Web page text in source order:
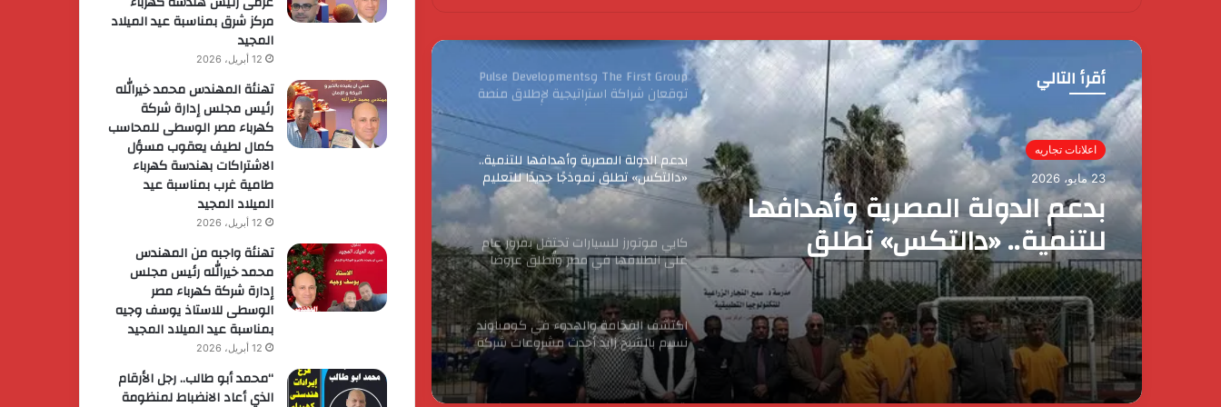
أقرأ التالي
اعلانات تجاريه
17 مايو، 2026
كايي موتورز للسيارات تحتفل
بمرور عام على انطلاقها في
مصر وتُطلق عروضاً ترويجية
حصرية لعملائها
في مصر
بدعم الدولة المصرية وأهدافها للتنمية..
«دالتكس» تطلق نموذجًا جديدًا للتعليم
الفني الزراعي
كايي موتورز للسيارات تحتفل بمرور عام
على انطلاقها في مصر وتُطلق عروضاً
ترويجية حصرية لعملائها
اكتشف الفخامة والهدوء في كومباوند
نسيم بالشيخ زايد أحدث مشروعات شركة
جولدن لاند
اتحاد الصحافيين والكتاب الدولي يهنئ د.
أحمد البوقري بتوليه رئاسة اتحاد
المنظمات الدولية
مركز شرق بمناسبة عيد الميلاد
المجيد
12 أبريل، 2026
تهنئة المهندس محمد خيرالله
رئيس مجلس إدارة شركة
كهرباء مصر الوسطى للمحاسب
كمال لطيف يعقوب مسؤل
الاشتراكات بهندسة كهرباء
طامية غرب بمناسبة عيد
الميلاد المجيد
12 أبريل، 2026
تهنئة واجبه من المهندس
محمد خيرالله رئيس مجلس
إدارة شركة كهرباء مصر
الوسطى للاستاذ يوسف وجيه
بمناسبة عيد الميلاد المجيد
12 أبريل، 2026
“محمد أبو طالب.. رجل الأرقام
الذي أعاد الانضباط لمنظومة